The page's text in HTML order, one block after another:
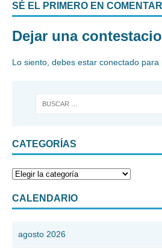
SÉ EL PRIMERO EN COMENTAR
Dejar una
Lo siento, debes estar conectado para
CATEGORÍAS
CALENDARIO
agosto 2026